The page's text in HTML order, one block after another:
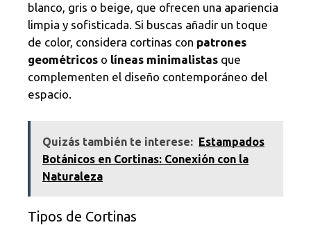
blanco, gris o beige, que ofrecen una apariencia
limpia y sofisticada. Si buscas añadir un toque
de color, considera cortinas con patrones
geométricos o líneas minimalistas que
complementen el diseño contemporáneo del
espacio.
Quizás también te interese: Estampados
Botánicos en Cortinas: Conexión con la
Naturaleza
Tipos de Cortinas